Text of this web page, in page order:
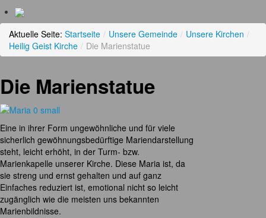
Aktuelle Seite: Startseite / Unsere Gemeinde / Unsere Kirchen /
Heilig Geist Kirche / Die Marienstatue
Die Marienstatue
Eine in ihrer Form ungewöhnliche und für viele
sicherlich gewöhnungsbedürftige Mariendarstellung
steht, leicht erhöht, in der Turm- bzw.
Marienkapelle unserer Kirche. Diese Maria ist, da
sie streng und ernst gehalten und auf ganz
Einfaches reduziert ist, emotional nicht so leicht
zugänglich wie die meisten uns bekannten
Marienbildnisse.